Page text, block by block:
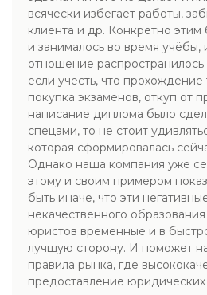
всячески избегает работы,
клиента и др. Конкретно этим
и занималось во время учёбы,
отношение распространилось
если учесть, что прохождение
покупка экзаменов, откуп от
написание диплома было
спецами, то не стоит
которая сформировалась
Однако наша компания уже
этому и своим примером
быть иначе, что эти
некачественного
юристов временные и в
лучшую сторону. И поможет
правила рынка, где
предоставление юридических